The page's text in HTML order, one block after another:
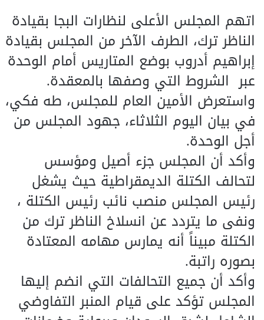
اتهم المجلس الأعلى لنظارات البجا بقيادة
الناظر ترك، الطرف الآخر من المجلس بقيادة
إبراهيم أدروب بوضع المتاريس أمام الوحدة
عبر الشروط التي وصفها بالمعقدة.
واستعرض الأمين العام للمجلس، طه فكي،
في بيان اليوم الثلاثاء، جهود المجلس من
أجل الوحدة.
وأكد أن المجلس جزء أصيل ومؤسس
لتحالف الكتلة الديمقراطية حيث يشغل
رئيس المجلس منصب نائب رئيس الكتلة ،
ونفى ما يتردد عن انسلاخ الناظر ترك من
الكتلة مبيناً أنه يمارس مهامه المعتادة
بصوره راتبة.
وأكد أن جميع التحالفات التي انضم إليها
المجلس تؤكد على قيام المنبر التفاوضي